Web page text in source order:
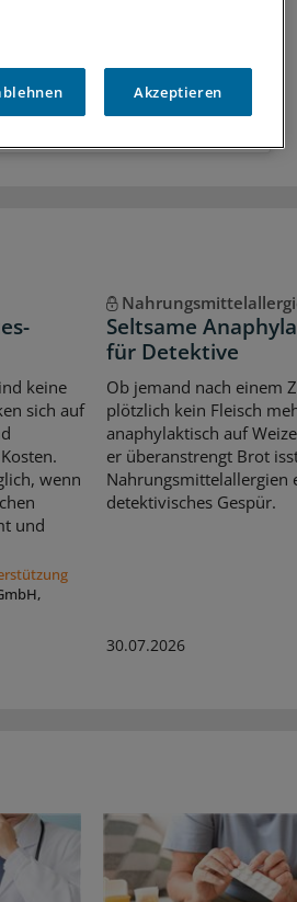
Kommentare
keine
sich auf
wenn
und
Seltsame
für Detektive
Ob jemand nach einem
plötzlich kein Fleisch
anaphylaktisch auf
er überanstrengt Brot
Nahrungsmittelallergien
detektivisches Gespür.
30.07.2026
Akzeptieren